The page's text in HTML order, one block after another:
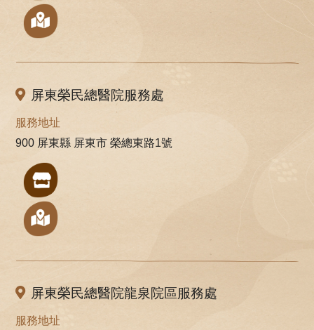
屏東榮民總醫院服務處
服務地址
900 屏東縣 屏東市 榮總東路1號
屏東榮民總醫院龍泉院區服務處
服務地址